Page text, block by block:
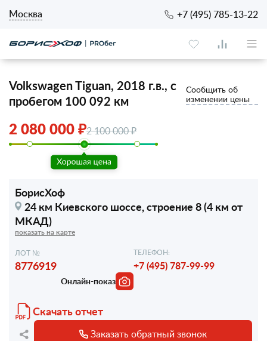
Москва +7 (495) 785-13-22
Volkswagen Tiguan, 2018 г.в., с
пробегом 100 092 км
Сообщить об
изменении цены
2 080 000 ₽2 100 000 ₽
БорисХоф
24 км Киевского шоссе,строение 8 (4 км от
МКАД)
показать на карте
ЛОТ №
8776919
ТЕЛЕФОН:
+7 (495) 787-99-99
Онлайн-показ
Скачать отчет
Заказать обратный звонок